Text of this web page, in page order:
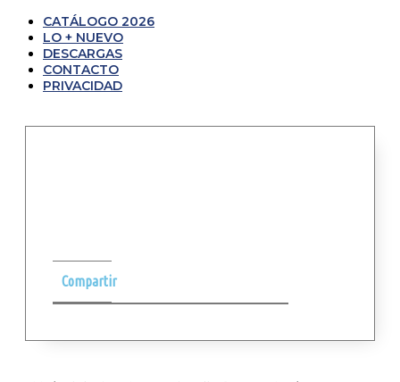
CATÁLOGO 2026
LO + NUEVO
DESCARGAS
CONTACTO
PRIVACIDAD
Compartir